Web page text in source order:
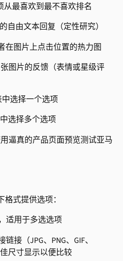
从最喜欢到最不喜欢排名
自由文本回复（定性研究）
在图片上点击位置的热力图
图片的反馈（表情或星级评
选择一个选项
选择多个选项
逼真的产品页面预览测试亚马
式提供选项：
适用于多选选项
接（JPG、PNG、GIF、
尺寸显示以便比较